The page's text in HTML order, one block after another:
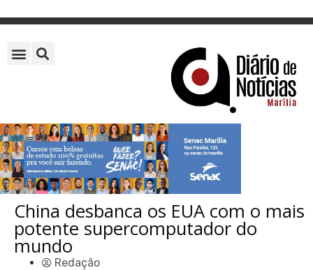
China desbanca os EUA com o mais
potente supercomputador do
mundo
Redação